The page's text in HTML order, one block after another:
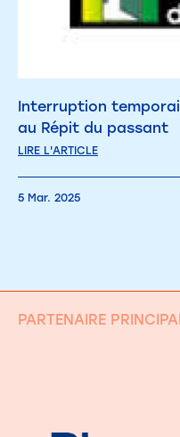
Interruption
au Répit du passant
LIRE L'ARTICLE
5 Mar. 2025
PARTENAIRE